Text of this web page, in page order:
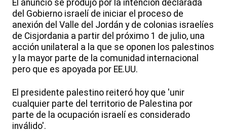
El anuncio se produjo por la intención declarada
del Gobierno israelí de iniciar el proceso de
anexión del Valle del Jordán y de colonias israelíes
de Cisjordania a partir del próximo 1 de julio, una
acción unilateral a la que se oponen los palestinos
y la mayor parte de la comunidad internacional
pero que es apoyada por EE.UU.
El presidente palestino reiteró hoy que 'unir
cualquier parte del territorio de Palestina por
parte de la ocupación israelí es considerado
inválido'.